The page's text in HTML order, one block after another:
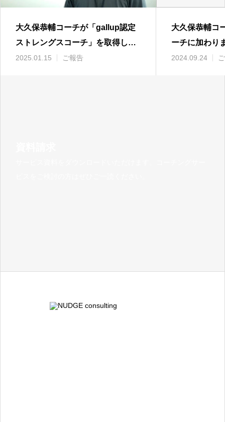
大久保恭輔コーチが「gallup認定
ストレングスコーチ」を取得しま
した
2025.01.15 ご報告
大久保恭輔コ
ーチに加わり
2024.09.24